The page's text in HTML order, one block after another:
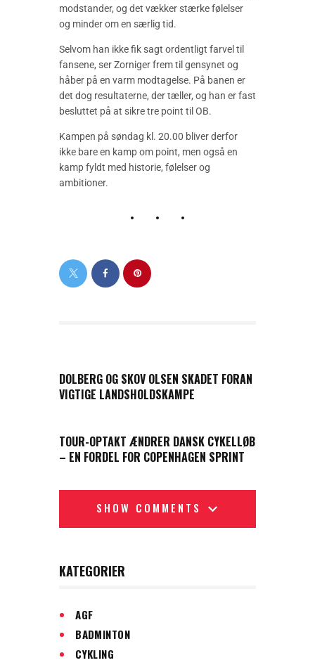
modstander, og det vækker stærke følelser
og minder om en særlig tid.
Selvom han ikke fik sagt ordentligt farvel til
fansene, ser Zorniger frem til gensynet og
håber på en varm modtagelse. På banen er
det dog resultaterne, der tæller, og han er fast
besluttet på at sikre tre point til OB.
Kampen på søndag kl. 20.00 bliver derfor
ikke bare en kamp om point, men også en
kamp fyldt med historie, følelser og
ambitioner.
DOLBERG OG SKOV OLSEN SKADET FORAN
VIGTIGE LANDSHOLDSKAMPE
TOUR-OPTAKT ÆNDRER DANSK CYKELLØB
– EN FORDEL FOR COPENHAGEN SPRINT
SHOW COMMENTS
KATEGORIER
AGF
BADMINTON
CYKLING